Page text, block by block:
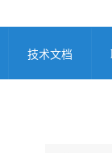
技术文档